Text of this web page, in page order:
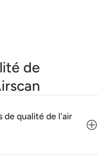
de
de qualité de l'air